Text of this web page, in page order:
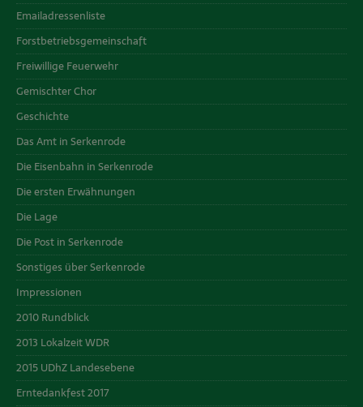
Emailadressenliste
Forstbetriebsgemeinschaft
Freiwillige Feuerwehr
Gemischter Chor
Geschichte
Das Amt in Serkenrode
Die Eisenbahn in Serkenrode
Die ersten Erwähnungen
Die Lage
Die Post in Serkenrode
Sonstiges über Serkenrode
Impressionen
2010 Rundblick
2013 Lokalzeit WDR
2015 UDhZ Landesebene
Erntedankfest 2017